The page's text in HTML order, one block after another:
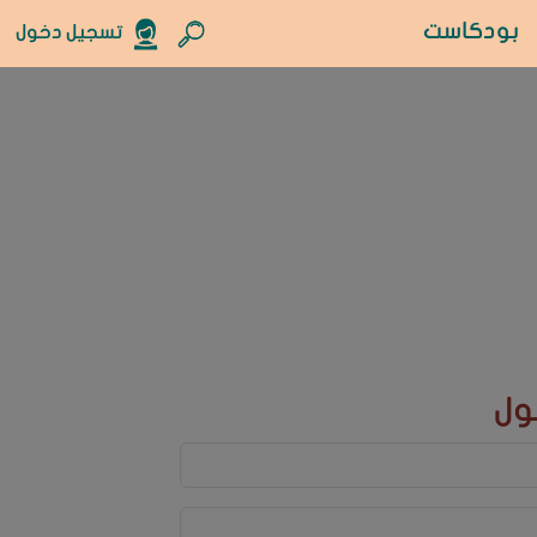
بودكاست تسجيل دخول